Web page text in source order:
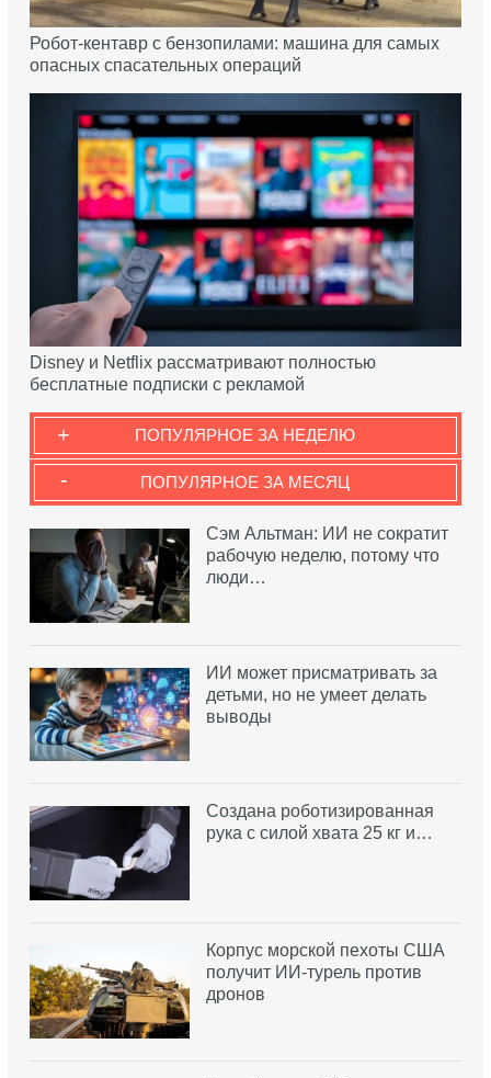
Робот-кентавр с бензопилами: машина для самых
опасных спасательных операций
Disney и Netflix рассматривают полностью
бесплатные подписки с рекламой
ПОПУЛЯРНОЕ ЗА НЕДЕЛЮ
+
ПОПУЛЯРНОЕ ЗА МЕСЯЦ
-
Сэм Альтман: ИИ не сократит
рабочую неделю, потому что
люди…
ИИ может присматривать за
детьми, но не умеет делать
выводы
Создана роботизированная
рука с силой хвата 25 кг и…
Корпус морской пехоты США
получит ИИ-турель против
дронов